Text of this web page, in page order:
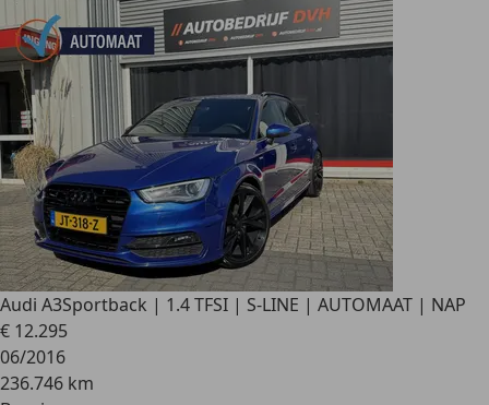
Audi A3Sportback | 1.4 TFSI | S-LINE | AUTOMAAT | NAP
€ 12.295
06/2016
236.746 km